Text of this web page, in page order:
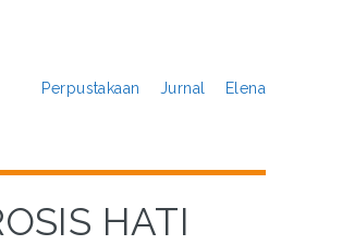
Perpustakaan Jurnal Elena
HATI